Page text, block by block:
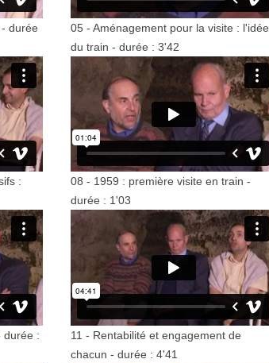
durée
05 - Aménagement pour la visite : l'idée
du train - durée : 3'42
:
08 - 1959 : première visite en train -
durée : 1'03
durée :
11 - Rentabilité et engagement de
chacun - durée : 4'41